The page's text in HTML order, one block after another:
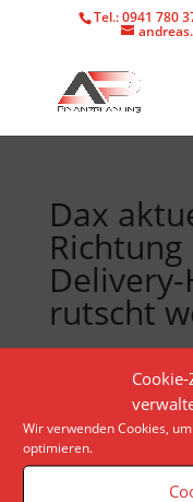
Wir verwenden Cookies,
optimieren.
Tel.: 0941 780
Dax
rutscht
Dem deutschen
ein neues
zunächst die